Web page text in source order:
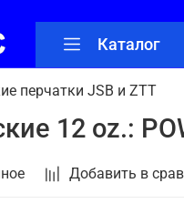
Каталог
перчатки JSB и ZTT
12 oz.:
Добавить в